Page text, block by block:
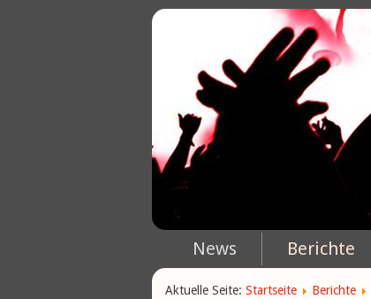
News Berichte
Aktuelle Seite: Startseite Berichte